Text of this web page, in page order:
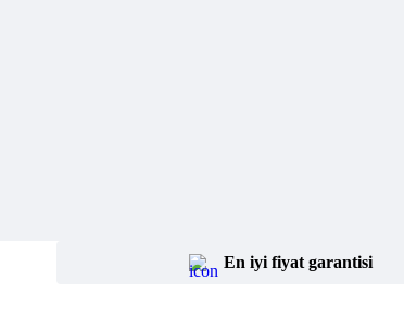
En iyi fiyat garantisi